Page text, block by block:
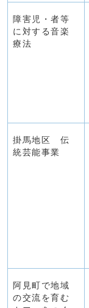
障害児・者等
に対する音楽
療法
掛馬地区 伝
統芸能事業
阿見町で地域
の交流を育む